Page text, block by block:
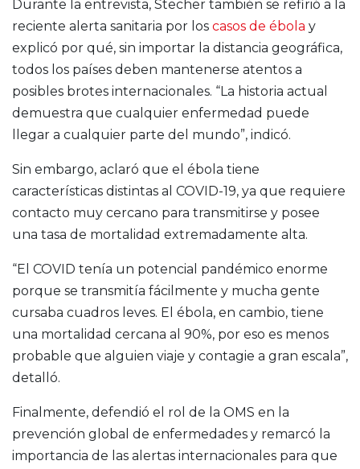
Durante la entrevista, Stecher también se refirió a la
reciente alerta sanitaria por los casos de ébola y
explicó por qué, sin importar la distancia geográfica,
todos los países deben mantenerse atentos a
posibles brotes internacionales. “La historia actual
demuestra que cualquier enfermedad puede
llegar a cualquier parte del mundo”, indicó.
Sin embargo, aclaró que el ébola tiene
características distintas al COVID-19, ya que requiere
contacto muy cercano para transmitirse y posee
una tasa de mortalidad extremadamente alta.
“El COVID tenía un potencial pandémico enorme
porque se transmitía fácilmente y mucha gente
cursaba cuadros leves. El ébola, en cambio, tiene
una mortalidad cercana al 90%, por eso es menos
probable que alguien viaje y contagie a gran escala”,
detalló.
Finalmente, defendió el rol de la OMS en la
prevención global de enfermedades y remarcó la
importancia de las alertas internacionales para que